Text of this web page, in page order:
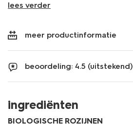
lees verder
meer productinformatie
beoordeling: 4.5 (uitstekend)
ingrediënten
BIOLOGISCHE ROZIJNEN